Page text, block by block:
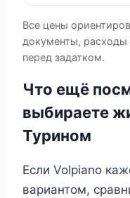
Все цены
документы,
перед задатком.
Что ещё
выбираете
Турином
Если Volpiano
вариантом,